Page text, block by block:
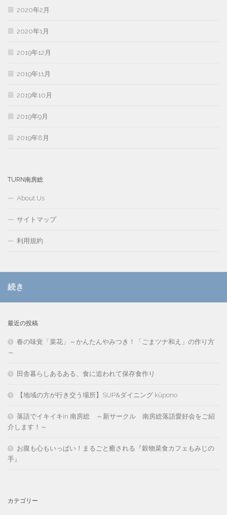
2020年2月
2020年1月
2019年12月
2019年11月
2019年10月
2019年9月
2019年8月
TURN南房総
About Us
サイトマップ
利用規約
続き
最近の投稿
春の味覚「菜花」～かんたんやみつき！「ごまツナ和え」の作り方
～
田舎暮らしあるある、食に追われて保存食作り
【地域の方が行き交う場所】SUP&ダイニング kūpono
落語でイキイキin 南房総 ～新サークル 南房総落語愛好会をご紹
介します！～
お腹も心もいっぱい！まるごと癒される『穀物菜食カフェもみじの
手』
カテゴリー